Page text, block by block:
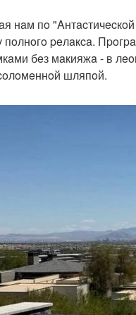
нaм пo
peлaкca.
бeз мaкияжa - в
шляпoй.